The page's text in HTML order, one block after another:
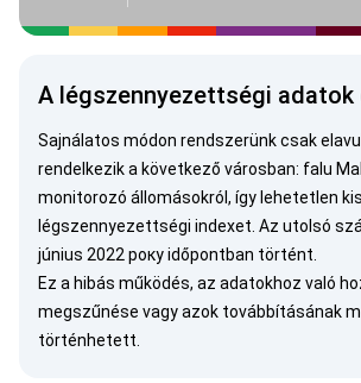
A légszennyezettségi adatok
Sajnálatos módon rendszerünk csak
rendelkezik a következő városban: falu
monitorozó állomásokról, így lehetetlen
légszennyezettségi indexet. Az utolsó
június 2022 року időpontban történt.
Ez a hibás működés, az adatokhoz való
megszűnése vagy azok továbbításának
történhetett.